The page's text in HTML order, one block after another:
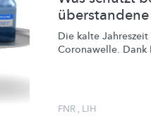
Die kalte
Coronawelle. Dank
FNR , LIH